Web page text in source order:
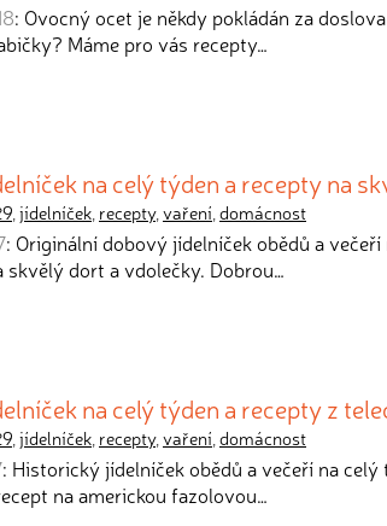
: Ovocný ocet je někdy pokládán za
Máme pro vás recepty…
na celý týden a recepty na
,jídelníček, recepty,vaření,domácnost
: Originální dobový jídelníček obědů a
skvělý dort a vdolečky. Dobrou…
na celý týden a recepty z
,jídelníček, recepty,vaření,domácnost
: Historický jídelníček obědů a večeří na
na americkou fazolovou…